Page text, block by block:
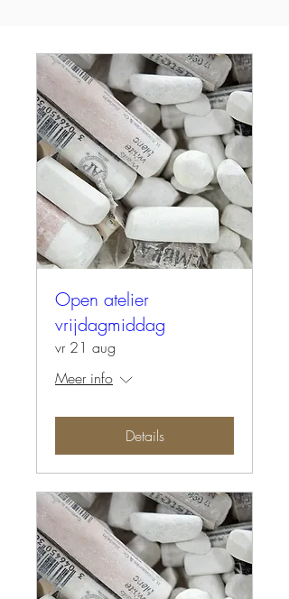
Open atelier
vrijdagmiddag
vr 21 aug
Meer info
Details